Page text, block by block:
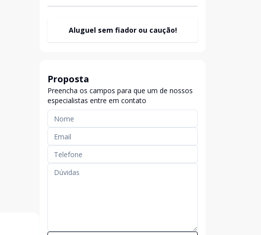
Aluguel sem fiador ou caução!
Proposta
Preencha os campos para que um de nossos
especialistas entre em contato